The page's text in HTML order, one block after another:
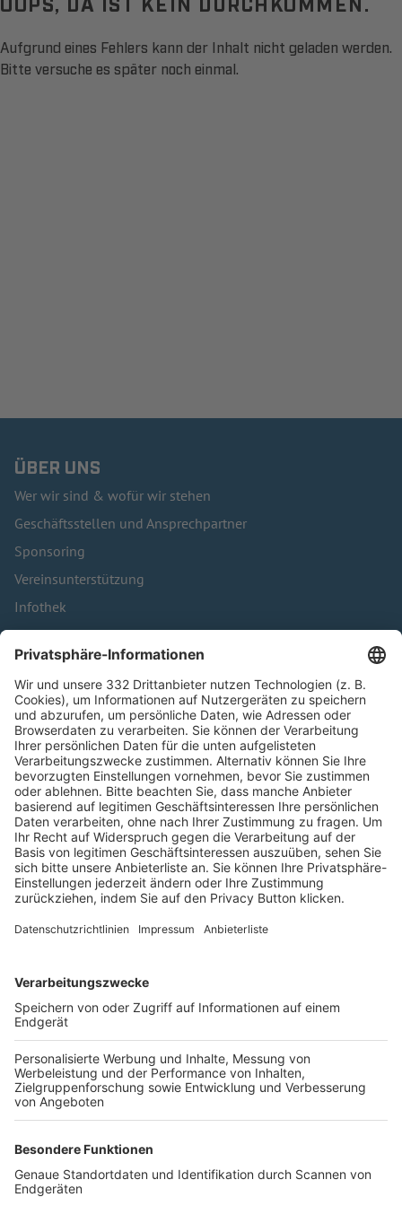
Aufgrund eines Fehlers kann der Inhalt nicht geladen werden.
Bitte versuche es später noch einmal.
ÜBER UNS
Wer wir sind & wofür wir stehen
Geschäftsstellen und Ansprechpartner
Sponsoring
Vereinsunterstützung
Infothek
Kontakt
HÄUFIG BESUCHTE SEITEN
Pässe und Vereinswechsel
Trainerausbildung
Schulungsangebot Vereinsmitarbeiter
BFV-Geschäftsstellen
Trainerbörse
Login SpielPlus
FOLGE DEM BFV
TOP-VEREINE
TOP-PARTNER